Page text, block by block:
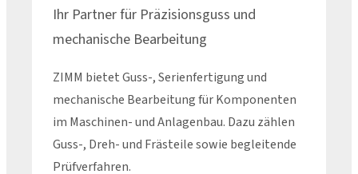
Ihr Partner für Präzisionsguss und
mechanische Bearbeitung
ZIMM bietet Guss-, Serienfertigung und
mechanische Bearbeitung für Komponenten
im Maschinen- und Anlagenbau. Dazu zählen
Guss-, Dreh- und Frästeile sowie begleitende
Prüfverfahren.